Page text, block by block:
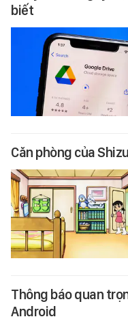
biết
Căn phòng của
Thông báo quan
Android